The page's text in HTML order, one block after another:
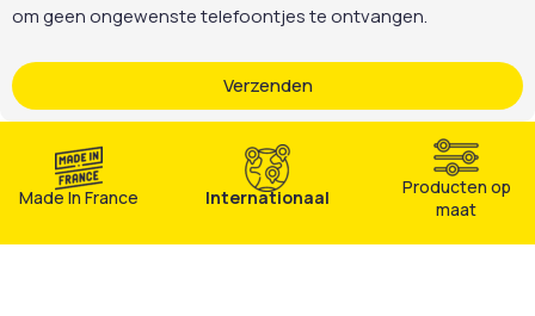
om geen ongewenste telefoontjes te ontvangen.
Verzenden
Made In France Internationaal
Producten op
maat